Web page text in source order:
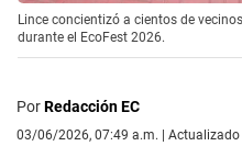
Lince concientizó a cientos de
durante el EcoFest 2026.
PorRedacción EC
03/06/2026, 07:49 a.m. |